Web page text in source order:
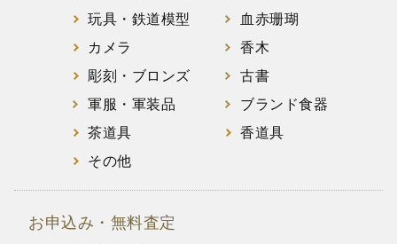
玩具・鉄道模型
血赤珊瑚
カメラ
香木
彫刻・ブロンズ
古書
軍服・軍装品
ブランド食器
茶道具
香道具
その他
お申込み・無料査定